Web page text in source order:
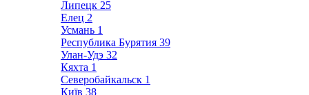
Липецк 25
Елец 2
Усмань 1
Республика Бурятия 39
Улан-Удэ 32
Кяхта 1
Северобайкальск 1
Київ 38